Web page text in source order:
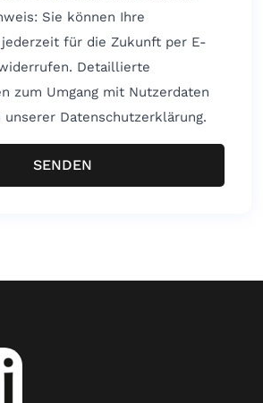
für die Zukunft per E-
Detaillierte
zum Umgang mit Nutzerdaten
Datenschutzerklärung.
SENDEN